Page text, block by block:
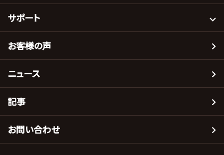
サポート
お客様の声
ニュース
記事
お問い合わせ